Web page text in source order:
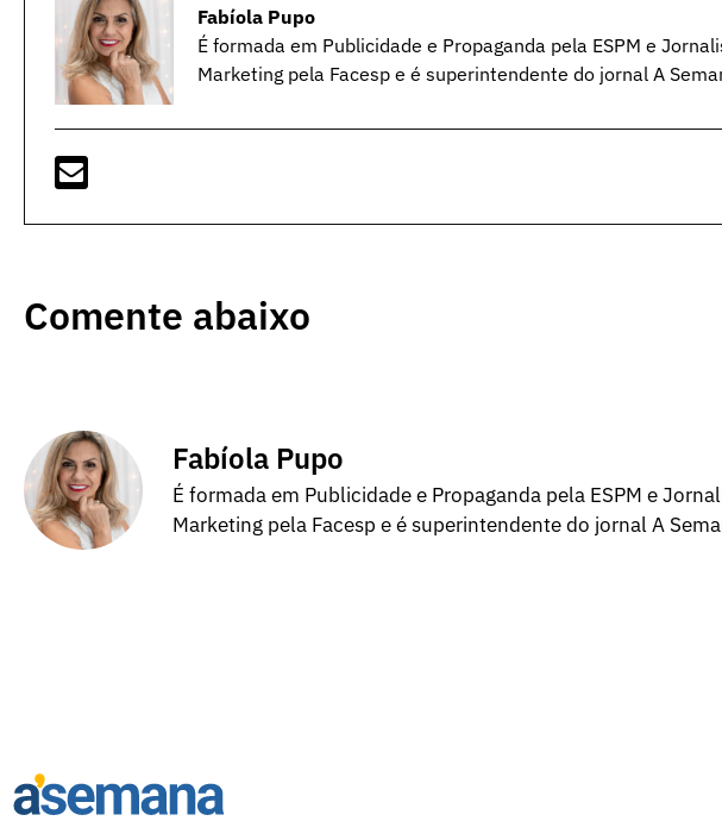
Fabíola Pupo
É formada em Publicidade e Propaganda pela ESPM e
Marketing pela Facesp e é superintendente do jornal A
Comente abaixo
Fabíola Pupo
É formada em Publicidade e Propaganda pela ESPM e
Marketing pela Facesp e é superintendente do jornal A